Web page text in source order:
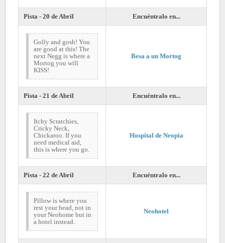
Pista - 20 de Abril Encuéntralo en...
Golly and gosh! You
are good at this! The
next Negg is where a
Mortog you will
KISS!
Besa a un Mortog
Pista - 21 de Abril Encuéntralo en...
Itchy Scratchies,
Cricky Neck,
Chickaroo. If you
need medical aid,
this is where you go.
Hospital de Neopia
Pista - 22 de Abril Encuéntralo en...
Pillow is where you
rest your head, not in
your Neohome but in
a hotel instead.
Neohotel